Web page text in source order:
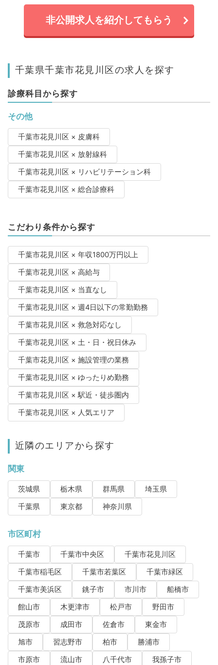
非公開求人を紹介してもらう
千葉県千葉市花見川区の求人を探す
診療科目から探す
その他
千葉市花見川区 × 皮膚科
千葉市花見川区 × 放射線科
千葉市花見川区 × リハビリテーション科
千葉市花見川区 × 総合診療科
こだわり条件から探す
千葉市花見川区 × 年収1800万円以上
千葉市花見川区 × 高給与
千葉市花見川区 × 当直なし
千葉市花見川区 × 週4日以下の常勤勤務
千葉市花見川区 × 救急対応なし
千葉市花見川区 × 土・日・祝日休み
千葉市花見川区 × 施設管理の業務
千葉市花見川区 × ゆったりめ勤務
千葉市花見川区 × 駅近・徒歩圏内
千葉市花見川区 × 人気エリア
近隣のエリアから探す
関東
茨城県 栃木県 群馬県
埼玉県
千葉県
東京都 神奈川県
市区町村
千葉市 千葉市中央区
千葉市花見川区
千葉市稲毛区
千葉市若葉区
千葉市緑区
千葉市美浜区
銚子市 市川市
船橋市
館山市
木更津市 松戸市
野田市
茂原市
成田市 佐倉市
東金市
旭市
習志野市 柏市
勝浦市
市原市
流山市 八千代市
我孫子市